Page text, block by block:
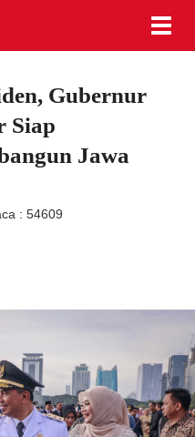
Gubernur
Siap
Jawa
: 54609